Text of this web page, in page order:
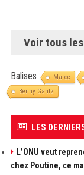
Voir tous
Balises : Maroc
Benny Gantz
LES
L’ONU veut
chez Poutine, ce